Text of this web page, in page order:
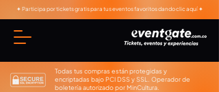
✦ Participa por tickets gratis para tus eventos favoritos dando clic aquí ✦
Todas tus compras están protegidas y
encriptadas bajo PCI DSS y SSL. Operador de
boletería autorizado por MinCultura.